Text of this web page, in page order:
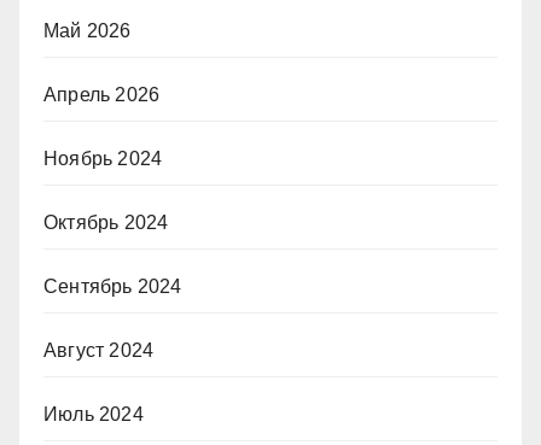
Май 2026
Апрель 2026
Ноябрь 2024
Октябрь 2024
Сентябрь 2024
Август 2024
Июль 2024